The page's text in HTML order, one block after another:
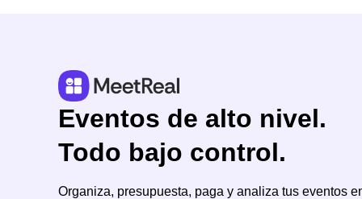
Eventos de alto nivel.
Todo bajo control.
Organiza, presupuesta, paga y analiza tus eventos